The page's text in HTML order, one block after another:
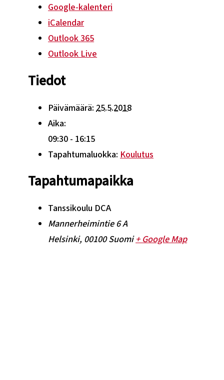
Google-kalenteri
iCalendar
Outlook 365
Outlook Live
Tiedot
Päivämäärä:25.5.2018
Aika:
09:30 - 16:15
Tapahtumaluokka: Koulutus
Tapahtumapaikka
Tanssikoulu DCA
Mannerheimintie 6 A
Helsinki, 00100Suomi + Google Map